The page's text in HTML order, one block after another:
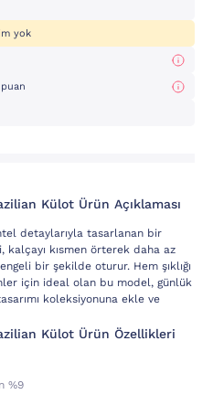
yok
Külot Ürün Açıklaması
detaylarıyla tasarlanan bir
kısmen örterek daha az
bir şekilde oturur. Hem şıklığı
için ideal olan bu model, günlük
koleksiyonuna ekle ve
Külot Ürün Özellikleri
%9